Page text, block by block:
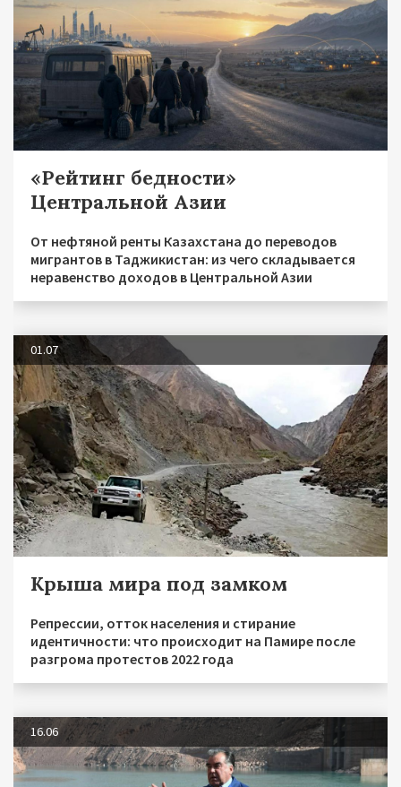
«Рейтинг бедности»
Центральной Азии
От нефтяной ренты Казахстана до переводов
мигрантов в Таджикистан: из чего складывается
неравенство доходов в Центральной Азии
01.07
Крыша мира под замком
Репрессии, отток населения и стирание
идентичности: что происходит на Памире после
разгрома протестов 2022 года
16.06